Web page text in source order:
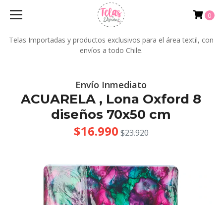
Telas Importadas y productos exclusivos para el área textil, con
envíos a todo Chile.
0
Envío Inmediato
ACUARELA , Lona Oxford 8
diseños 70x50 cm
$16.990 $23.920